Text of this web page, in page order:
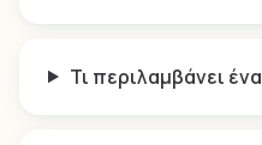
Τι περιλαμβάνει